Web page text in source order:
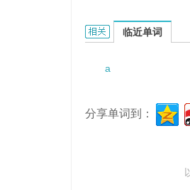
a deliberative speech
临近单词
a
分享单词到：